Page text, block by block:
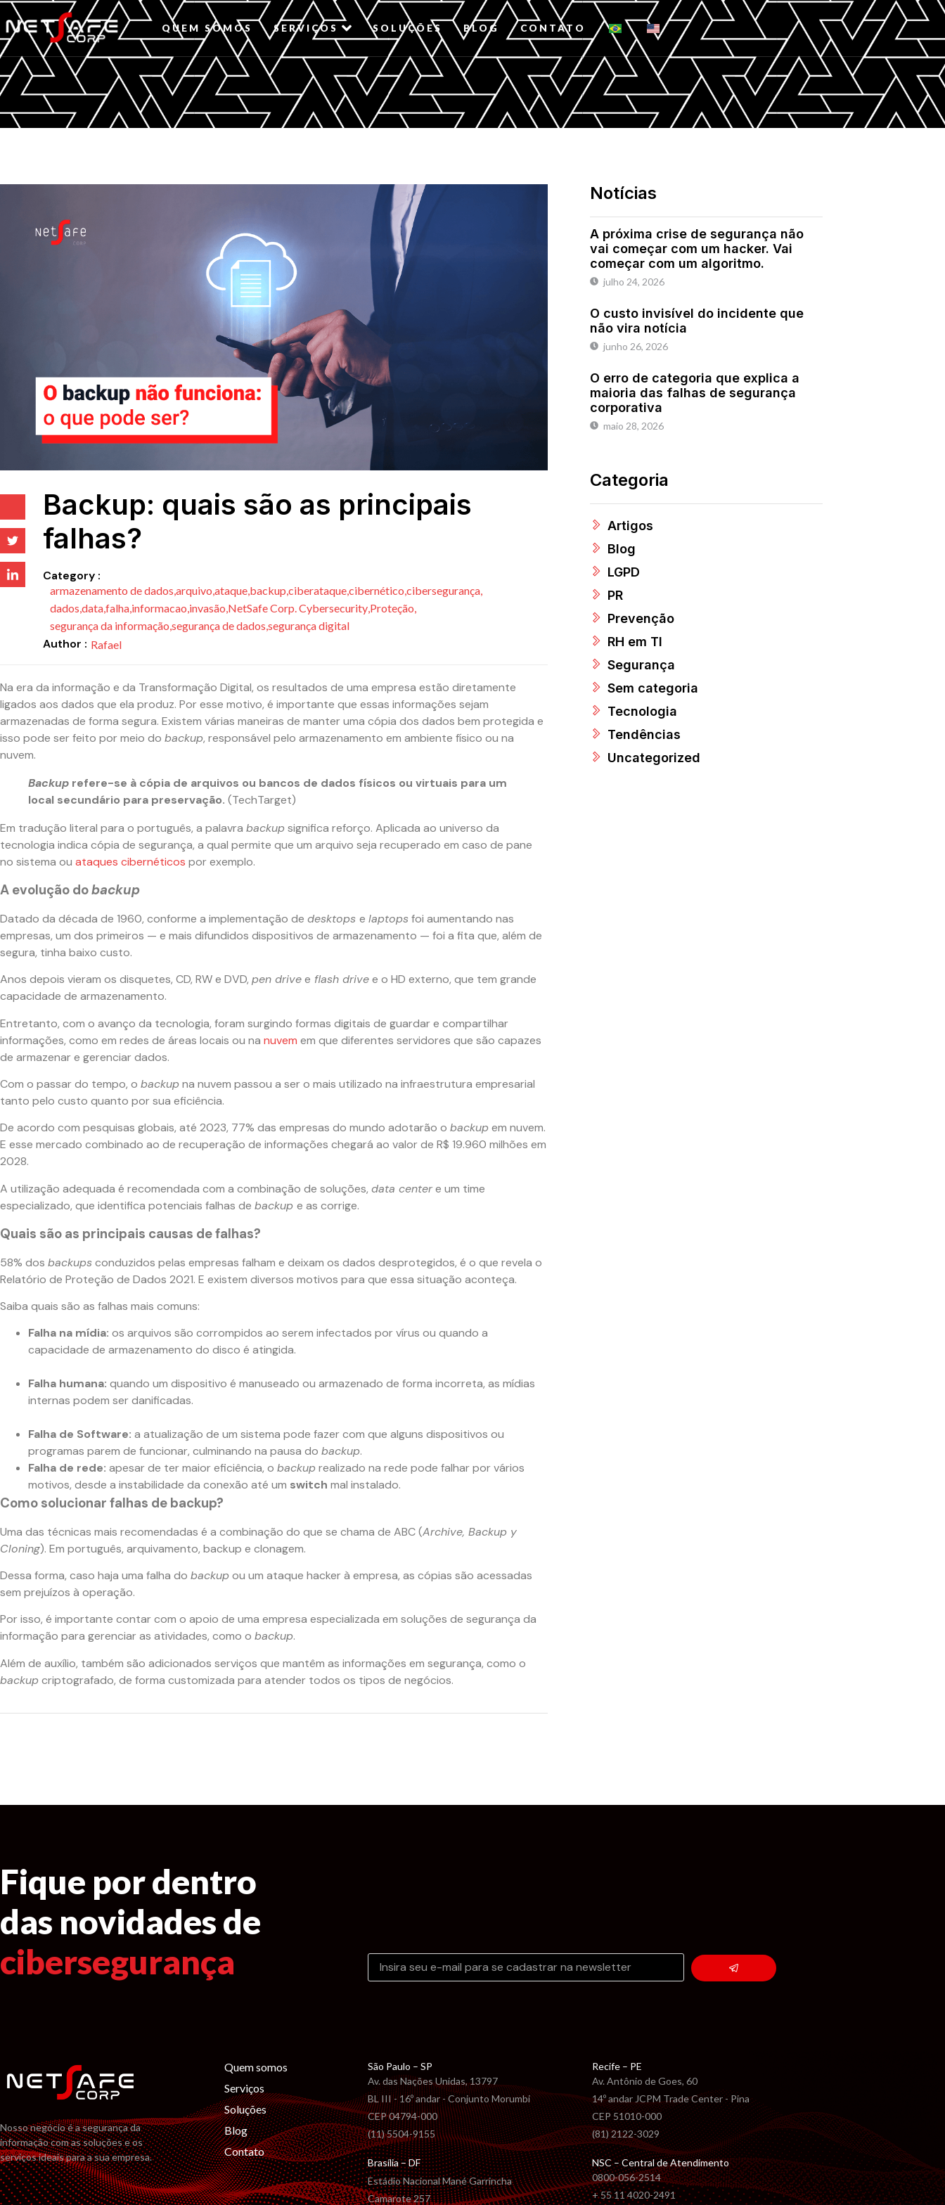
QUEM SOMOS SERVIÇOS SOLUÇÕES BLOG CONTATO
Backup: quais são as principais
falhas?
Category :
armazenamento de dados,arquivo,ataque,backup,ciberataque,cibernético,cibersegurança,
dados,data,falha,informacao,invasão,NetSafe Corp. Cybersecurity,Proteção,
segurança da informação,segurança de dados,segurança digital
Author : Rafael
Na era da informação e da Transformação Digital, os resultados de uma empresa estão diretamente
ligados aos dados que ela produz. Por esse motivo, é importante que essas informações sejam
armazenadas de forma segura. Existem várias maneiras de manter uma cópia dos dados bem protegida e
isso pode ser feito por meio do backup, responsável pelo armazenamento em ambiente físico ou na
nuvem.
Backup refere-se à cópia de arquivos ou bancos de dados físicos ou virtuais para um
local secundário para preservação. (TechTarget)
Em tradução literal para o português, a palavra backupsignifica reforço. Aplicada ao universo da
tecnologia indica cópia de segurança, a qual permite que um arquivo seja recuperado em caso de pane
no sistema ou ataques cibernéticos por exemplo.
A evolução dobackup
Datado da década de 1960, conforme a implementação de desktops e laptopsfoi aumentando nas
empresas, um dos primeiros — e mais difundidos dispositivos de armazenamento — foi a fita que, além de
segura, tinha baixo custo.
Anos depois vieram os disquetes, CD, RW e DVD, pen drivee flash drivee o HD externo, que tem grande
capacidade de armazenamento.
Entretanto, com o avanço da tecnologia, foram surgindo formas digitais de guardar e compartilhar
informações, como em redes de áreas locais ou na nuvem em que diferentes servidores que são capazes
de armazenar e gerenciar dados.
Com o passar do tempo, o backupna nuvem passou a ser o mais utilizado na infraestrutura empresarial
tanto pelo custo quanto por sua eficiência.
De acordo com pesquisas globais, até 2023, 77% das empresas do mundo adotarão o backupem nuvem.
E esse mercado combinado ao de recuperação de informações chegará ao valor de R$ 19.960 milhões em
2028.
A utilização adequada é recomendada com a combinação de soluções, data centere um time
especializado, que identifica potenciais falhas de backup e as corrige.
Quais são as principais causas de falhas?
58% dos backupsconduzidos pelas empresas falham e deixam os dados desprotegidos, é o que revela o
Relatório de Proteção de Dados 2021. E existem diversos motivos para que essa situação aconteça.
Saiba quais são as falhas mais comuns:
Falha na mídia: os arquivos são corrompidos ao serem infectados por vírus ou quando a
capacidade de armazenamento do disco é atingida.
Falha humana: quando um dispositivo é manuseado ou armazenado de forma incorreta, as mídias
internas podem ser danificadas.
Falha de Software: a atualização de um sistema pode fazer com que alguns dispositivos ou
programas parem de funcionar, culminando na pausa do backup.
Falha de rede: apesar de ter maior eficiência, o backuprealizado na rede pode falhar por vários
motivos, desde a instabilidade da conexão até um switch mal instalado.
Como solucionar falhas de backup?
Uma das técnicas mais recomendadas é a combinação do que se chama de ABC (Archive, Backup y
Cloning). Em português, arquivamento, backup e clonagem.
Dessa forma, caso haja uma falha do backupou um ataque hacker à empresa, as cópias são acessadas
sem prejuízos à operação.
Por isso, é importante contar com o apoio de uma empresa especializada em soluções de segurança da
informação para gerenciar as atividades, como o backup.
Além de auxílio, também são adicionados serviços que mantêm as informações em segurança, como o
backupcriptografado, de forma customizada para atender todos os tipos de negócios.
Notícias
A próxima crise de segurança não
vai começar com um hacker. Vai
começar com um algoritmo.
julho 24, 2026
O custo invisível do incidente que
não vira notícia
junho 26, 2026
O erro de categoria que explica a
maioria das falhas de segurança
corporativa
maio 28, 2026
Categoria
Artigos
Blog
LGPD
PR
Prevenção
RH em TI
Segurança
Sem categoria
Tecnologia
Tendências
Uncategorized
Fique por dentro
das novidades de
cibersegurança
Nosso negócio é a segurança da
informação com as soluções e os
serviços ideais para a sua empresa.
Quem somos
Serviços
Soluções
Blog
Contato
São Paulo – SP
Av. das Nações Unidas, 13797
BL III - 16º andar - Conjunto Morumbi
CEP 04794-000
(11) 5504-9155
Brasília – DF
Estádio Nacional Mané Garrincha
Camarote 257
Recife – PE
Av. Antônio de Goes, 60
14º andar JCPM Trade Center - Pina
CEP 51010-000
(81) 2122-3029
NSC – Central de Atendimento
0800-056-2514
+ 55 11 4020-2491